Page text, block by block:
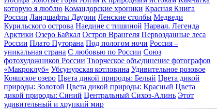
которую я люблю Командорские хроники Красная Книга
России Ландшафты Даурии Ленские столбы Медведи
Курильского острова Наедине с тишиной Нарвал. Легенда
Арктики Озеро Байкал Остров Врангеля Первозданные леса
России Плато Путорана Под пологом ночи Россия –
уникальная страна С любовью по России Союз
фотохудожников России Творческое объединение фотографов
«Макроклуб» Убсунурская котловина Удивительное розовое
Кояшское озеро Цвета дикой природы: Белый Цвета дикой
природы: Золотой Цвета дикой природы: Красный Цвета
дикой природы: Синий Центральный Сихоэ-Алинь Этот
удивительный и хрупкий мир